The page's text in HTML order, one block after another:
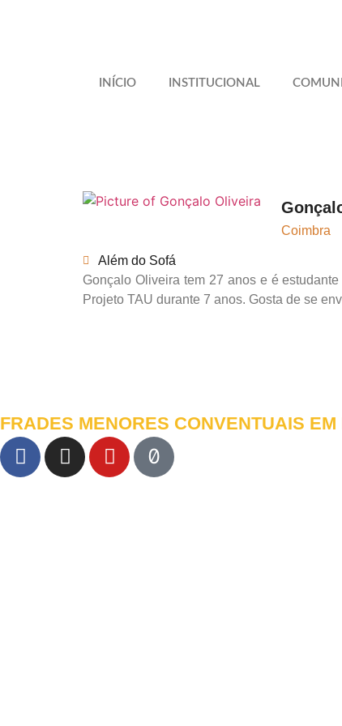
INÍCIO INSTITUCIONAL
Coimbra
Além do Sofá
Gonçalo Oliveira tem 27 anos e é
Projeto TAU durante 7 anos. Gosta de se
FRADES MENORES CONVENTUAIS